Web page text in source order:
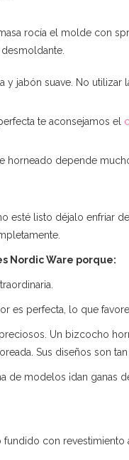
rocía el molde con
y jabón suave. No
te aconsejamos el
horneado depende
esté listo déjalo enfriar
Nordic Ware porque:
es perfecta, lo que
Un bizcocho
Sus diseños son
de modelos ¡dan ganas
con revestimiento